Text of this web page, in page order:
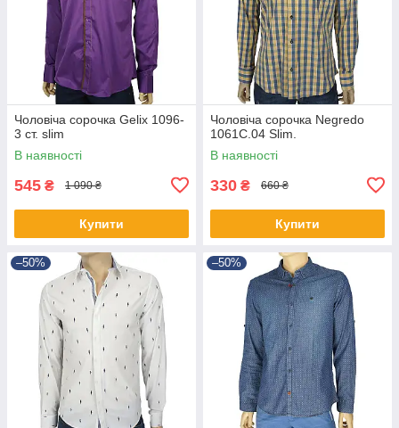
Чоловіча сорочка Gelix 1096-
3 ст. slim
В наявності
545 ₴ 1 090 ₴
Купити
Чоловіча сорочка Negredo
1061С.04 Slim.
В наявності
330 ₴ 660 ₴
Купити
–50% –50%